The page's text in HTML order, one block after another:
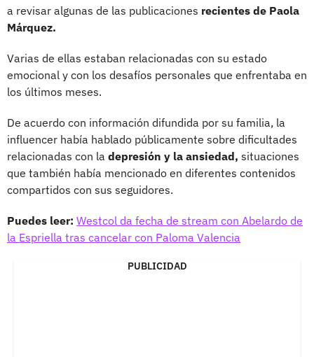
a revisar algunas de las publicaciones recientes de Paola
Márquez.
Varias de ellas estaban relacionadas con su estado
emocional y con los desafíos personales que enfrentaba en
los últimos meses.
De acuerdo con información difundida por su familia, la
influencer había hablado públicamente sobre dificultades
relacionadas con la depresión y la ansiedad, situaciones
que también había mencionado en diferentes contenidos
compartidos con sus seguidores.
Puedes leer: Westcol da fecha de stream con Abelardo de
la Espriella tras cancelar con Paloma Valencia
PUBLICIDAD